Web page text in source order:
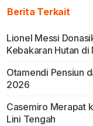
Berita Terkait
Lionel Messi
Kebakaran Hutan di
Otamendi Pensiun
2026
Casemiro Merapat
Lini Tengah